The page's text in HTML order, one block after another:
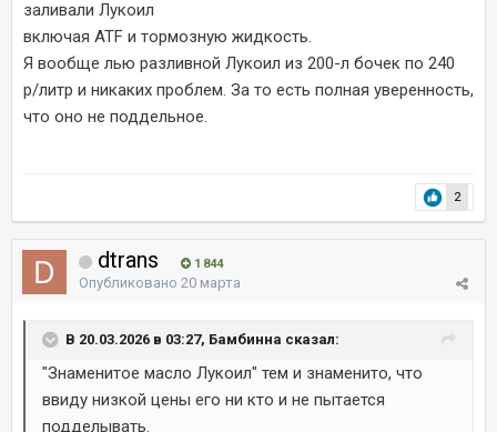
заливали Лукоил
включая АТF и тормозную жидкость.
Я вообще лью разливной Лукоил из 200-л бочек по 240
р/литр и никаких проблем. За то есть полная уверенность,
что оно не поддельное.
2
dtrans 1 844
Опубликовано 20 марта
В 20.03.2026 в 03:27, Бамбинна сказал:
"Знаменитое масло Лукоил" тем и знаменито, что
ввиду низкой цены его ни кто и не пытается
подделывать.